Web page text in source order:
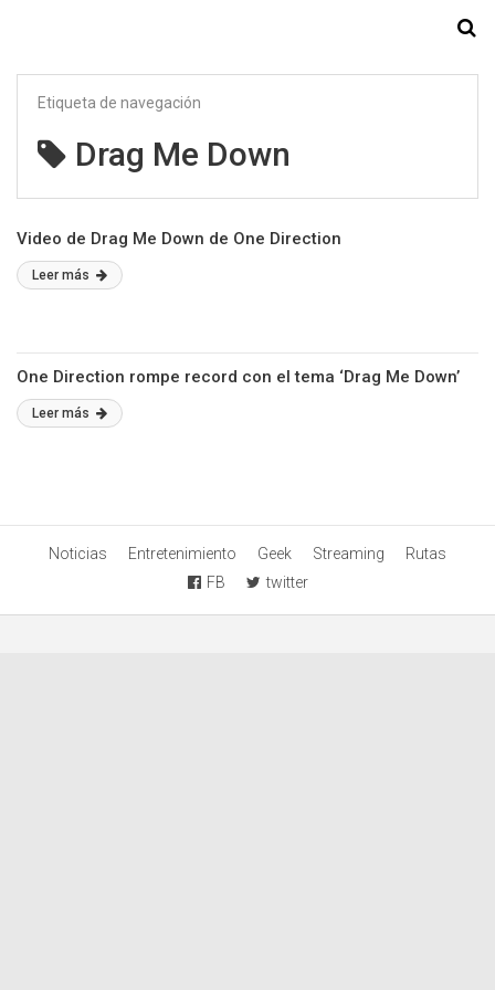
Etiqueta de navegación
Drag Me Down
Video de Drag Me Down de One Direction
Leer más
One Direction rompe record con el tema ‘Drag Me Down’
Leer más
Noticias Entretenimiento Geek Streaming
Rutas
FB
twitter